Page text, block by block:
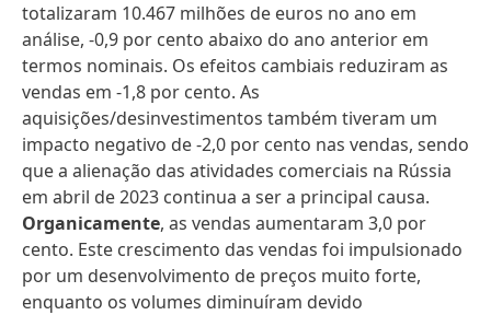
totalizaram 10.467 milhões de euros no ano em
análise, -0,9 por cento abaixo do ano anterior em
termos nominais. Os efeitos cambiais reduziram as
vendas em -1,8 por cento. As
aquisições/desinvestimentos também tiveram um
impacto negativo de -2,0 por cento nas vendas, sendo
que a alienação das atividades comerciais na Rússia
em abril de 2023 continua a ser a principal causa.
Organicamente, as vendas aumentaram 3,0 por
cento. Este crescimento das vendas foi impulsionado
por um desenvolvimento de preços muito forte,
enquanto os volumes diminuíram devido